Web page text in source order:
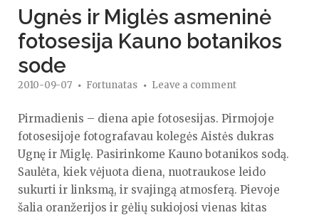
Ugnės ir Miglės asmeninė
fotosesija Kauno botanikos
sode
2010-09-07 Fortunatas Leave a comment
Pirmadienis – diena apie fotosesijas. Pirmojoje
fotosesijoje fotografavau kolegės Aistės dukras
Ugnę ir Miglę. Pasirinkome Kauno botanikos sodą.
Saulėta, kiek vėjuota diena, nuotraukose leido
sukurti ir linksmą, ir svajingą atmosferą. Pievoje
šalia oranžerijos ir gėlių sukiojosi vienas kitas